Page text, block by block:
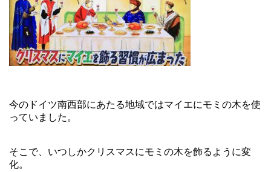
今のドイツ南西部にあたる地域ではマイエにモミの木を使
っていました。
そこで、いつしかクリスマスにモミの木を飾るように変
化。